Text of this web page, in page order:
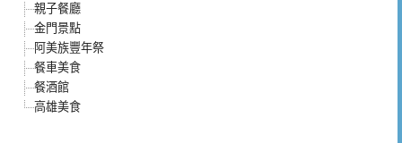
親子餐廳
金門景點
阿美族豐年祭
餐車美食
餐酒館
高雄美食